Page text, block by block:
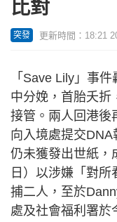
比對
突發 更新時間：18:21
「Save Lily」事
中分娩，首胎夭折
接管。兩人回港後
向入境處提交
仍未獲發出世紙，
日）以涉嫌「對
捕二人，至於
處及社會福利署於